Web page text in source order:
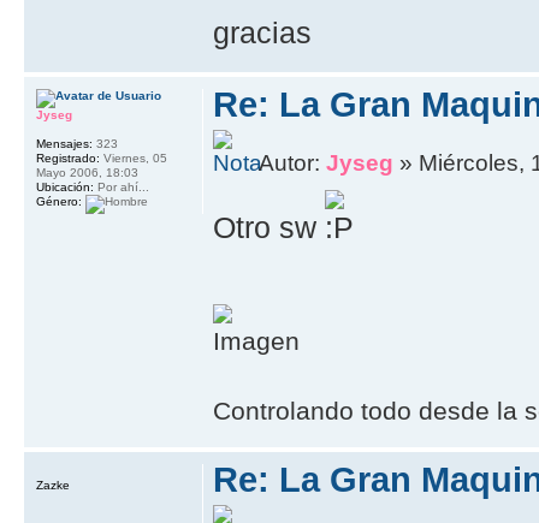
gracias
Re: La Gran
Autor:Jyseg » Miércoles,
Otro sw
Controlando todo desde la
Jyseg
Mensajes: 323
Registrado: Viernes, 05
Mayo 2006, 18:03
Ubicación: Por ahí...
Género:
Re: La Gran
Zazke